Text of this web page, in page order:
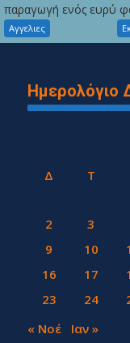
παραγωγή ενός ευρύ
Αγγελιες
Ημερολόγιο
Δ Τ
2
3
9
10
16
17
23
24
30
31
« Νοέ Ιαν »